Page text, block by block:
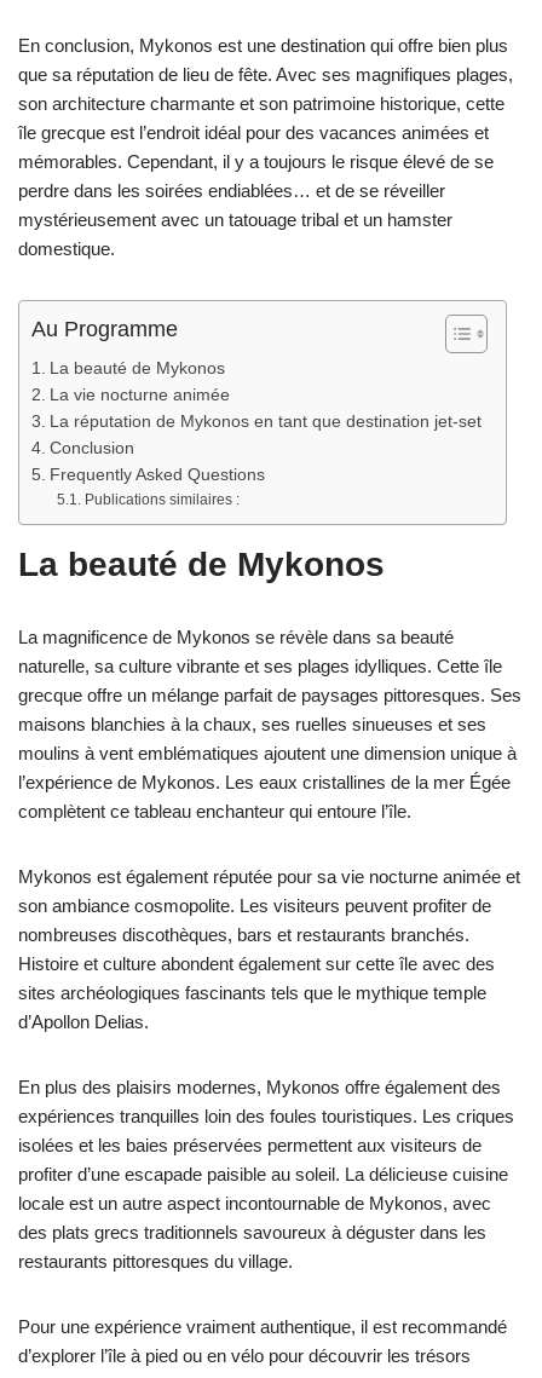
En conclusion, Mykonos est une destination qui offre bien plus
que sa réputation de lieu de fête. Avec ses magnifiques plages,
son architecture charmante et son patrimoine historique, cette
île grecque est l’endroit idéal pour des vacances animées et
mémorables. Cependant, il y a toujours le risque élevé de se
perdre dans les soirées endiablées… et de se réveiller
mystérieusement avec un tatouage tribal et un hamster
domestique.
Au Programme
La beauté de Mykonos
La vie nocturne animée
La réputation de Mykonos en tant que destination jet-set
Conclusion
Frequently Asked Questions
Publications similaires :
La beauté de Mykonos
La magnificence de Mykonos se révèle dans sa beauté
naturelle, sa culture vibrante et ses plages idylliques. Cette île
grecque offre un mélange parfait de paysages pittoresques. Ses
maisons blanchies à la chaux, ses ruelles sinueuses et ses
moulins à vent emblématiques ajoutent une dimension unique à
l’expérience de Mykonos. Les eaux cristallines de la mer Égée
complètent ce tableau enchanteur qui entoure l’île.
Mykonos est également réputée pour sa vie nocturne animée et
son ambiance cosmopolite. Les visiteurs peuvent profiter de
nombreuses discothèques, bars et restaurants branchés.
Histoire et culture abondent également sur cette île avec des
sites archéologiques fascinants tels que le mythique temple
d’Apollon Delias.
En plus des plaisirs modernes, Mykonos offre également des
expériences tranquilles loin des foules touristiques. Les criques
isolées et les baies préservées permettent aux visiteurs de
profiter d’une escapade paisible au soleil. La délicieuse cuisine
locale est un autre aspect incontournable de Mykonos, avec
des plats grecs traditionnels savoureux à déguster dans les
restaurants pittoresques du village.
Pour une expérience vraiment authentique, il est recommandé
d’explorer l’île à pied ou en vélo pour découvrir les trésors